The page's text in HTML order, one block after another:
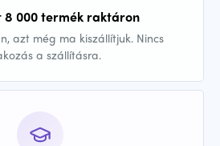
8 000 termék raktáron
azt még ma kiszállítjuk. Nincs
a szállításra.